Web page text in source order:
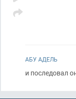
АБУ АДЕЛЬ
и последовал